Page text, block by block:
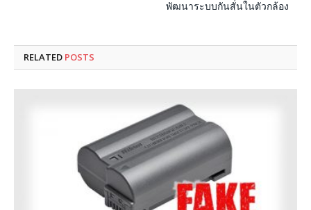
พัฒนาระบบกันสั่นในตัวกล้อง
RELATED POSTS